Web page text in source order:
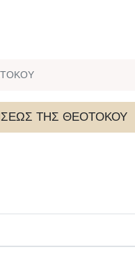
ΤΗΣ ΘΕΟΤΟΚΟΥ